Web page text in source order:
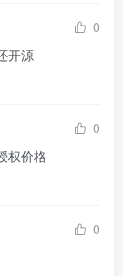
0
开源
0
权价格
0